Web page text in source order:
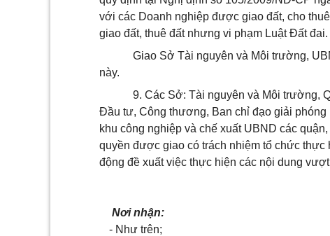
với các Doanh nghiệp được giao đất, cho
giao đất, thuê đất nhưng vi phạm Luật Đất đai.
Giao Sở Tài nguyên và Môi trường,
này.
9. Các Sở: Tài nguyên và Môi trường,
Đầu tư, Công thương, Ban chỉ đạo giải phóng
khu công nghiệp và chế xuất UBND các
quyền được giao có trách nhiệm tổ chức
động đề xuất việc thực hiện các nội dung
Nơi nhận:
- Như trên;